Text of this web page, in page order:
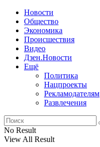
Новости
Общество
Экономика
Происшествия
Видео
Дзен.Новости
Ещё
Политика
Нацпроекты
Рекламодателям
Развлечения
No Result
View All Result